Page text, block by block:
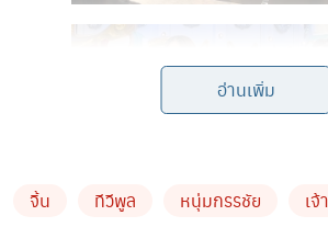
อ่านเพิ่ม
จิ้น ทีวีพูล หนุ่มกรรชัย เจ้